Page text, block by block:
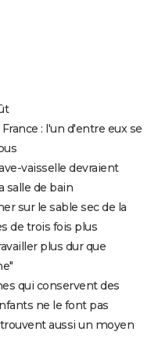
: l'un d'entre eux se
vaisselle devraient
salle de bain
sur le sable sec de la
de trois fois plus
plus dur que
qui conservent des
ne le font pas
aussi un moyen